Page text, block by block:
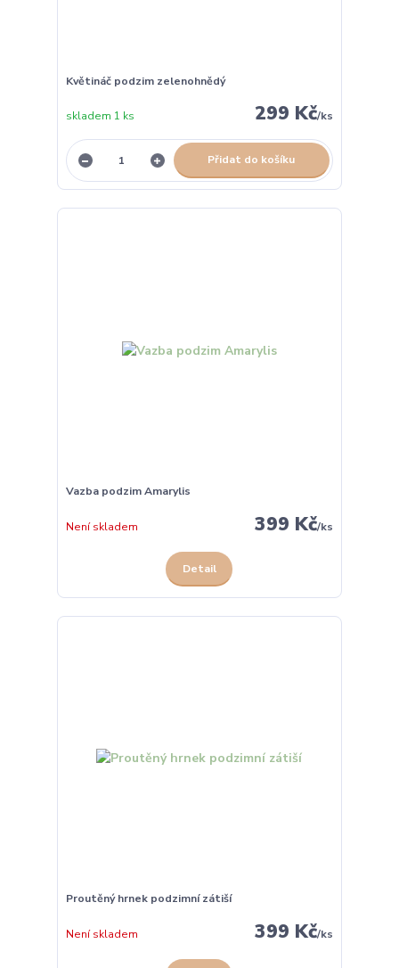
Květináč podzim zelenohnědý
299 Kč/ks
skladem 1 ks
Přidat do košíku
Vazba podzim Amarylis
399 Kč/ks
Není skladem
Detail
Proutěný hrnek podzimní zátiší
399 Kč/ks
Není skladem